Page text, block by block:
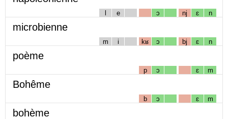
l e ɔ nj ɛ n
microbienne
m i kʁ ɔ bj ɛ n
poème
p ɔ ɛ m
Bohême
b ɔ ɛ m
bohème